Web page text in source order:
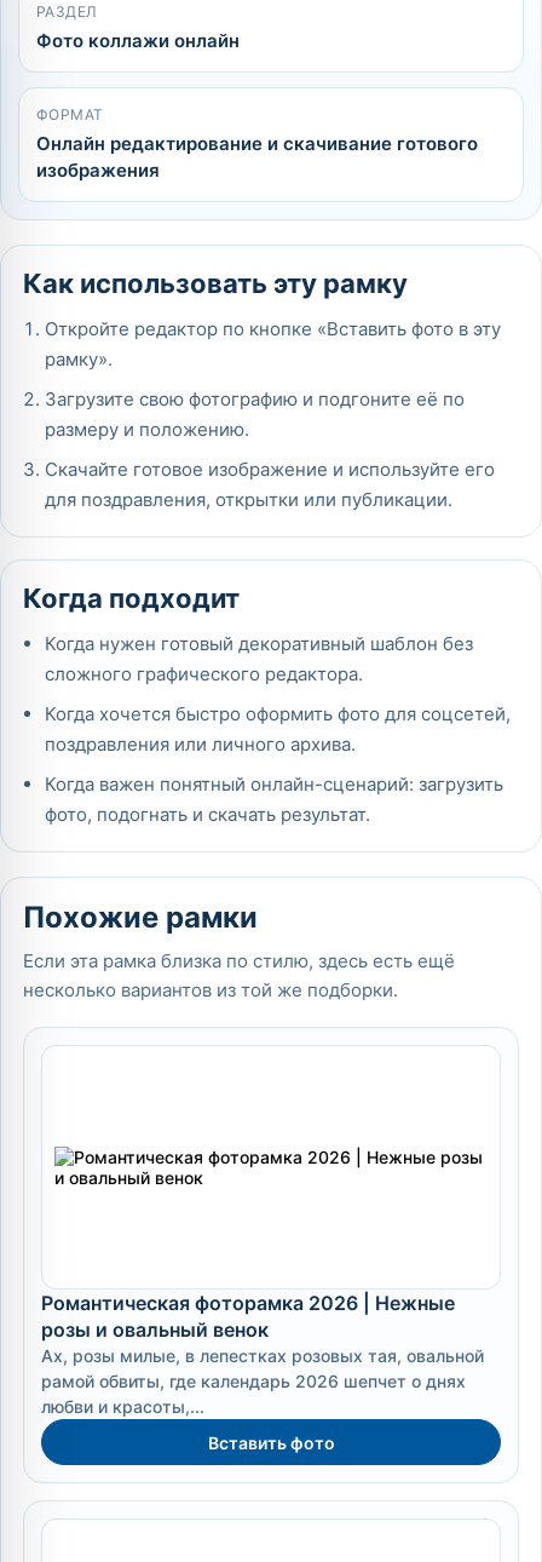
РАЗДЕЛ
Фото коллажи онлайн
ФОРМАТ
Онлайн редактирование и скачивание готового
изображения
Как использовать эту рамку
Откройте редактор по кнопке «Вставить фото в эту
рамку».
Загрузите свою фотографию и подгоните её по
размеру и положению.
Скачайте готовое изображение и используйте его
для поздравления, открытки или публикации.
Когда подходит
Когда нужен готовый декоративный шаблон без
сложного графического редактора.
Когда хочется быстро оформить фото для соцсетей,
поздравления или личного архива.
Когда важен понятный онлайн-сценарий: загрузить
фото, подогнать и скачать результат.
Похожие рамки
Если эта рамка близка по стилю, здесь есть ещё
несколько вариантов из той же подборки.
Романтическая фоторамка 2026 | Нежные
розы и овальный венок
Ах, розы милые, в лепестках розовых тая, овальной
рамой обвиты, где календарь 2026 шепчет о днях
любви и красоты,...
Вставить фото